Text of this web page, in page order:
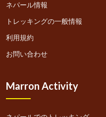
ネパール情報
トレッキングの一般情報
利用規約
お問い合わせ
Marron Activity